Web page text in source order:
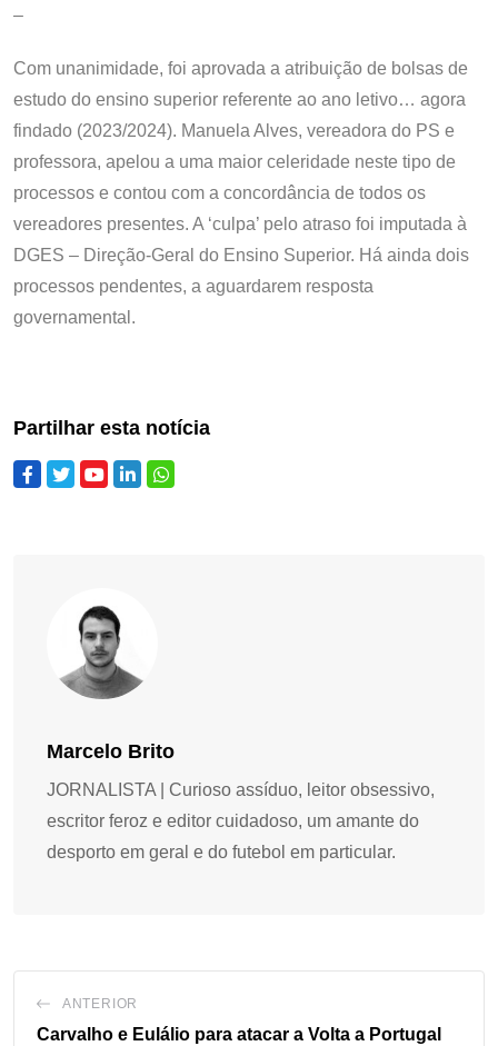
–
Com unanimidade, foi aprovada a atribuição de bolsas de
estudo do ensino superior referente ao ano letivo… agora
findado (2023/2024). Manuela Alves, vereadora do PS e
professora, apelou a uma maior celeridade neste tipo de
processos e contou com a concordância de todos os
vereadores presentes. A ‘culpa’ pelo atraso foi imputada à
DGES – Direção-Geral do Ensino Superior. Há ainda dois
processos pendentes, a aguardarem resposta
governamental.
Partilhar esta notícia
Marcelo Brito
JORNALISTA | Curioso assíduo, leitor obsessivo,
escritor feroz e editor cuidadoso, um amante do
desporto em geral e do futebol em particular.
ANTERIOR
Carvalho e Eulálio para atacar a Volta a Portugal